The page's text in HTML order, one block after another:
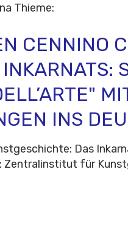
Thieme:
CENNINO
INS
Das
Zentralinstitut für